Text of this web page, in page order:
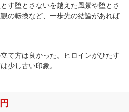
す堕とさないを越えた風景や堕とさ
の転換など、一歩先の結論があれば
て方は良かった。ヒロインがひたす
少し古い印象。